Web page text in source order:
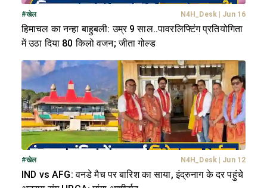
#खेल N4H_Desk| Jun 16
हिमाचल का नन्हा बाहुबली: उम्र 9 साल..पावरलिफ्टिंग प्रतियोगिता
में उठा दिया 80 किलो वजन; जीता गोल्ड
#खेल N4H_Desk| Jun 12
IND vs AFG: वनडे मैच पर बारिश का साया, इंद्रुनाग के दर पहुंचे